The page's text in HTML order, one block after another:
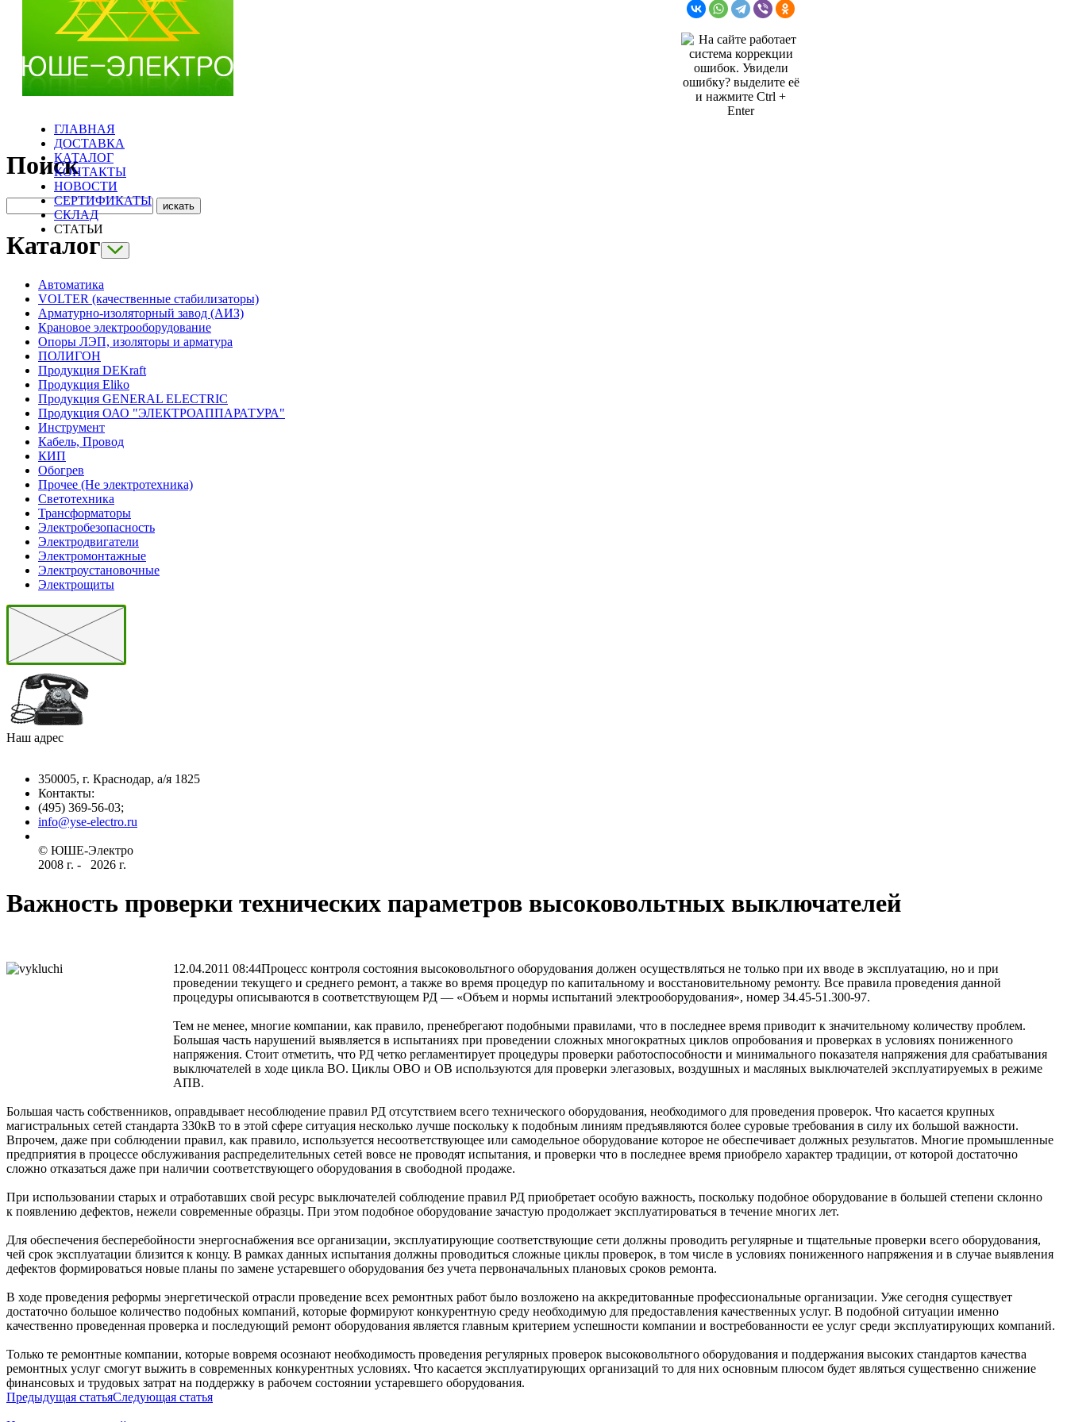
ГЛАВНАЯ
ДОСТАВКА
КАТАЛОГ
КОНТАКТЫ
НОВОСТИ
СЕРТИФИКАТЫ
СКЛАД
СТАТЬИ
Поиск
Каталог
Автоматика
VOLTER (качественные стабилизаторы)
Арматурно-изоляторный завод (АИЗ)
Крановое электрооборудование
Опоры ЛЭП, изоляторы и арматура
ПОЛИГОН
Продукция DEKraft
Продукция Eliko
Продукция GENERAL ELECTRIC
Продукция ОАО "ЭЛЕКТРОАППАРАТУРА"
Инструмент
Кабель, Провод
КИП
Обогрев
Прочее (Не электротехника)
Светотехника
Трансформаторы
Электробезопасность
Электродвигатели
Электромонтажные
Электроустановочные
Электрощиты
Наш адрес
350005, г. Краснодар, а/я 1825
Контакты: ­
(495) 369-56-03;
info@yse-electro.ru­
© ЮШЕ-Эл­ектро ­
2008 г­. - ­ ­­­­­
2026 г.
Важность проверки технических параметров высоковольтных выключателей
12.04.2011 08:44Процесс контроля состояния высоковольтного оборудования должен осуществляться не только при их вводе в эксплуатацию, но и при
проведении текущего и среднего ремонт, а также во время процедур по капитальному и восстановительному ремонту. Все правила проведения данной
процедуры описываются в соответствующем РД — «Объем и нормы испытаний электрооборудования», номер 34.45-51.300-97.
Тем не менее, многие компании, как правило, пренебрегают подобными правилами, что в последнее время приводит к значительному количеству проблем.
Большая часть нарушений выявляется в испытаниях при проведении сложных многократных циклов опробования и проверках в условиях пониженного
напряжения. Стоит отметить, что РД четко регламентирует процедуры проверки работоспособности и минимального показателя напряжения для срабатывания
выключателей в ходе цикла ВО. Циклы ОВО и ОВ используются для проверки элегазовых, воздушных и масляных выключателей эксплуатируемых в режиме
АПВ.
Большая часть собственников, оправдывает несоблюдение правил РД отсутствием всего технического оборудования, необходимого для проведения проверок. Что касается крупных
магистральных сетей стандарта 330кВ то в этой сфере ситуация несколько лучше поскольку к подобным линиям предъявляются более суровые требования в силу их большой важности.
Впрочем, даже при соблюдении правил, как правило, используется несоответствующее или самодельное оборудование которое не обеспечивает должных результатов. Многие промышленные
предприятия в процессе обслуживания распределительных сетей вовсе не проводят испытания, и проверки что в последнее время приобрело характер традиции, от которой достаточно
сложно отказаться даже при наличии соответствующего оборудования в свободной продаже.
При использовании старых и отработавших свой ресурс выключателей соблюдение правил РД приобретает особую важность, поскольку подобное оборудование в большей степени склонно
к появлению дефектов, нежели современные образцы. При этом подобное оборудование зачастую продолжает эксплуатироваться в течение многих лет.
Для обеспечения бесперебойности энергоснабжения все организации, эксплуатирующие соответствующие сети должны проводить регулярные и тщательные проверки всего оборудования,
чей срок эксплуатации близится к концу. В рамках данных испытания должны проводиться сложные циклы проверок, в том числе в условиях пониженного напряжения и в случае выявления
дефектов формироваться новые планы по замене устаревшего оборудования без учета первоначальных плановых сроков ремонта.
В ходе проведения реформы энергетической отрасли проведение всех ремонтных работ было возложено на аккредитованные профессиональные организации. Уже сегодня существует
достаточно большое количество подобных компаний, которые формируют конкурентную среду необходимую для предоставления качественных услуг. В подобной ситуации именно
качественно проведенная проверка и последующий ремонт оборудования является главным критерием успешности компании и востребованности ее услуг среди эксплуатирующих компаний.
Только те ремонтные компании, которые вовремя осознают необходимость проведения регулярных проверок высоковольтного оборудования и поддержания высоких стандартов качества
ремонтных услуг смогут выжить в современных конкурентных условиях. Что касается эксплуатирующих организаций то для них основным плюсом будет являться существенно снижение
финансовых и трудовых затрат на поддержку в рабочем состоянии устаревшего оборудования.
Предыдущая статьяСледующая статья